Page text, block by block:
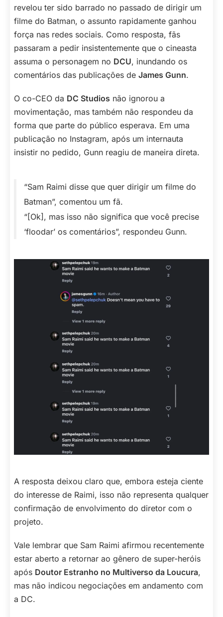
revelou ter sido barrado no passado de dirigir um
filme do Batman, o assunto rapidamente ganhou
força nas redes sociais. Como resposta, fãs
passaram a pedir insistentemente que o cineasta
assuma o personagem no DCU, inundando os
comentários das publicações de James Gunn.
O co-CEO da DC Studios não ignorou a
movimentação, mas também não respondeu da
forma que parte do público esperava. Em uma
publicação no Instagram, após um internauta
insistir no pedido, Gunn reagiu de maneira direta.
“Sam Raimi disse que quer dirigir um filme do
Batman”, comentou um fã.
“[Ok], mas isso não significa que você precise
‘floodar’ os comentários”, respondeu Gunn.
A resposta deixou claro que, embora esteja ciente
do interesse de Raimi, isso não representa qualquer
confirmação de envolvimento do diretor com o
projeto.
Vale lembrar que Sam Raimi afirmou recentemente
estar aberto a retornar ao gênero de super-heróis
após Doutor Estranho no Multiverso da Loucura,
mas não indicou negociações em andamento com
a DC.